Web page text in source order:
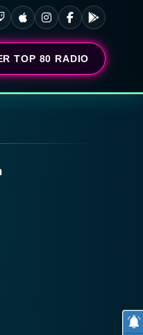
TOP 80 RADIO